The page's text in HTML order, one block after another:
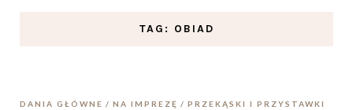
TAG: OBIAD
DANIA GŁÓWNE NA IMPREZĘ PRZEKĄSKI I PRZYSTAWKI